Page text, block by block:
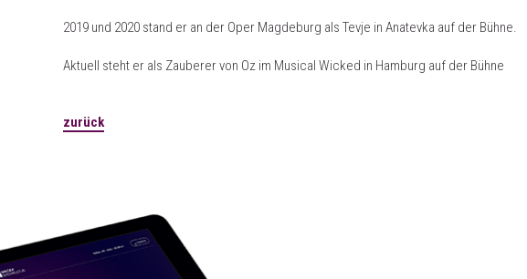
2019 und 2020 stand er an der Oper Magdeburg als Tevje in Anatevka auf der Bühne.
Aktuell steht er als Zauberer von Oz im Musical Wicked in Hamburg auf der Bühne
zurück